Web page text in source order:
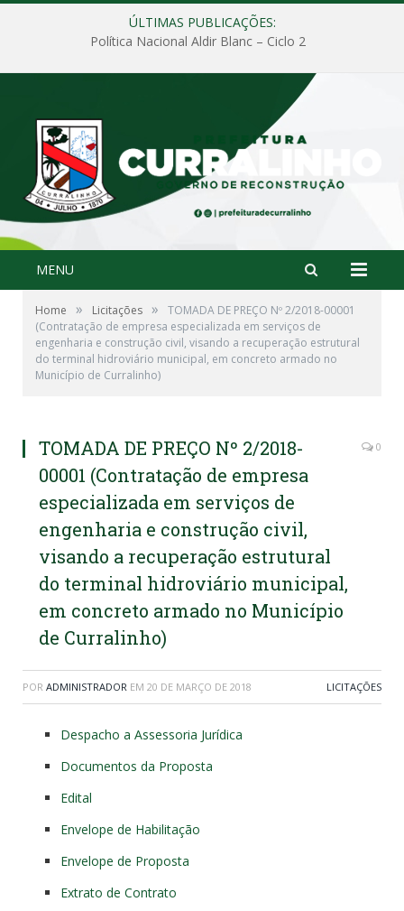
ÚLTIMAS PUBLICAÇÕES:
Política Nacional Aldir Blanc – Ciclo 2
MENU
Home » Licitações »
TOMADA DE PREÇO Nº 2/2018-00001
(Contratação de empresa especializada em serviços de
engenharia e construção civil, visando a recuperação estrutural
do terminal hidroviário municipal, em concreto armado no
Município de Curralinho)
TOMADA DE PREÇO Nº 2/2018-
00001 (Contratação de empresa
especializada em serviços de
engenharia e construção civil,
visando a recuperação estrutural
do terminal hidroviário municipal,
em concreto armado no Município
de Curralinho)
0
POR ADMINISTRADOR EM 20 DE MARÇO DE 2018 LICITAÇÕES
Despacho a Assessoria Jurídica
Documentos da Proposta
Edital
Envelope de Habilitação
Envelope de Proposta
Extrato de Contrato